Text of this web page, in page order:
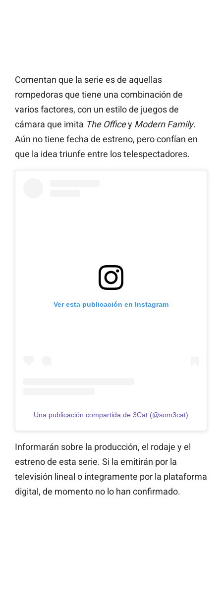
Comentan que la serie es de aquellas
rompedoras que tiene una combinación de
varios factores, con un estilo de juegos de
cámara que imita The Officey Modern Family.
Aún no tiene fecha de estreno, pero confían en
que la idea triunfe entre los telespectadores.
Ver esta publicación en Instagram
Una publicación compartida de 3Cat (@som3cat)
Informarán sobre la producción, el rodaje y el
estreno de esta serie. Si la emitirán por la
televisión lineal o íntegramente por la plataforma
digital, de momento no lo han confirmado.